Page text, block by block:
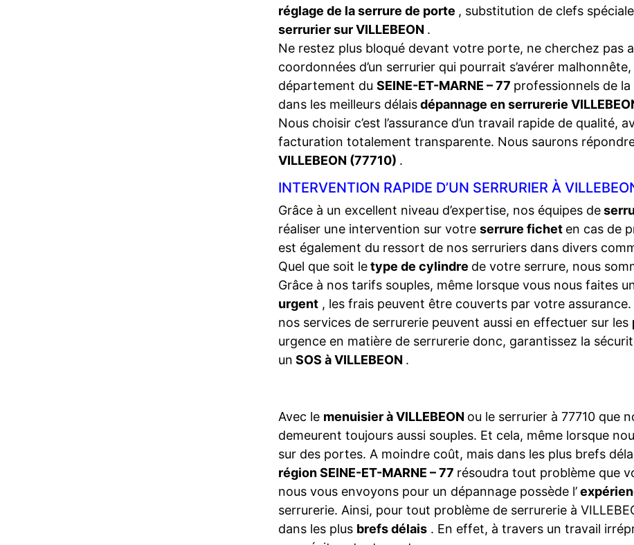
réglage de la serrure de porte , substitution de clefs
serrurier sur VILLEBEON .
Ne restez plus bloqué devant votre porte, ne cherchez pas
coordonnées d’un serrurier qui pourrait s’avérer
département du SEINE-ET-MARNE – 77 professionnels de
dans les meilleurs délaisdépannage en serrurerie
Nous choisir c’est l’assurance d’un travail rapide de qualité,
facturation totalement transparente. Nous saurons
VILLEBEON (77710) .
INTERVENTION RAPIDE D’UN SERRURIER À
Grâce à un excellent niveau d’expertise, nos équipes de
réaliser une intervention sur votre serrure fichet en cas de
est également du ressort de nos serruriers dans divers
Quel que soit letype de cylindre de votre serrure, nous
Grâce à nos tarifs souples, même lorsque vous nous faites
urgent , les frais peuvent être couverts par votre
nos services de serrurerie peuvent aussi en effectuer sur les
urgence en matière de serrurerie donc, garantissez la
un SOS à VILLEBEON .
Avec le menuisier à VILLEBEON ou le serrurier à 77710 que
demeurent toujours aussi souples. Et cela, même lorsque
sur des portes. A moindre coût, mais dans les plus brefs
région SEINE-ET-MARNE – 77 résoudra tout problème que
nous vous envoyons pour un dépannage possède l’
serrurerie. Ainsi, pour tout problème de serrurerie à
dans les plus brefs délais . En effet, à travers un travail